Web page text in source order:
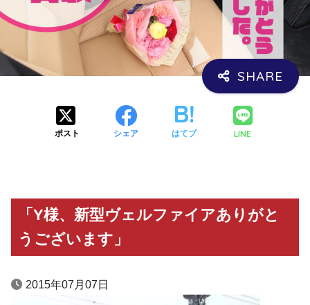
ポスト シェア はてブ LINE
「Y様、新型ヴェルファイアありがと
うございます」
2015年07月07日